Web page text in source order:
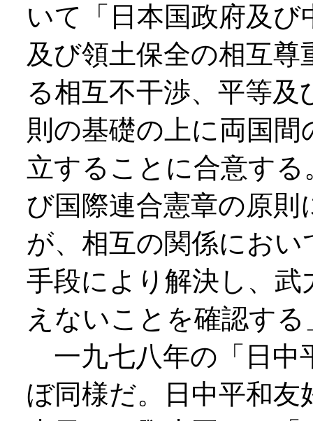
いて「日本国政府及
及び領土保全の相互
る相互不干渉、平等
則の基礎の上に両国
立することに合意す
び国際連合憲章の原
が、相互の関係にお
手段により解決し、
えないことを確認す
一九七八年の「日中
ぼ同様だ。日中平和